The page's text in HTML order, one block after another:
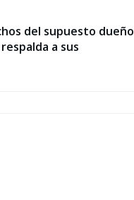
del supuesto dueño
a sus